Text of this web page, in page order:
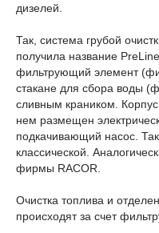
дизелей.
Так, система грубой
получила название
фильтрующий элемент
стакане для сбора воды
сливным краником.
нем размещен
подкачивающий насос.
классической.
фирмы RACOR.
Очистка топлива и
происходят за счет